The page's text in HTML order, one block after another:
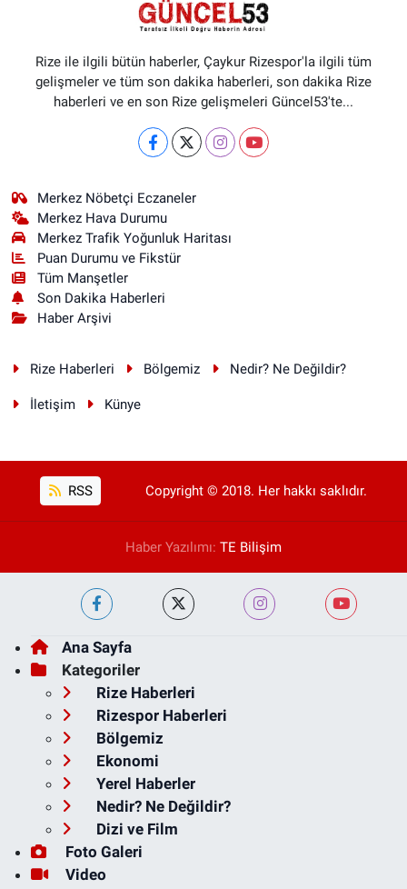
Rize ile ilgili bütün haberler, Çaykur Rizespor'la ilgili tüm
gelişmeler ve tüm son dakika haberleri, son dakika Rize
haberleri ve en son Rize gelişmeleri Güncel53'te...
Merkez Nöbetçi Eczaneler
Merkez Hava Durumu
Merkez Trafik Yoğunluk Haritası
Puan Durumu ve Fikstür
Tüm Manşetler
Son Dakika Haberleri
Haber Arşivi
Rize Haberleri Bölgemiz Nedir? Ne Değildir?
İletişim Künye
RSS Copyright © 2018. Her hakkı saklıdır.
Haber Yazılımı: TE Bilişim
Ana Sayfa
Kategoriler
Rize Haberleri
Rizespor Haberleri
Bölgemiz
Ekonomi
Yerel Haberler
Nedir? Ne Değildir?
Dizi ve Film
Foto Galeri
Video